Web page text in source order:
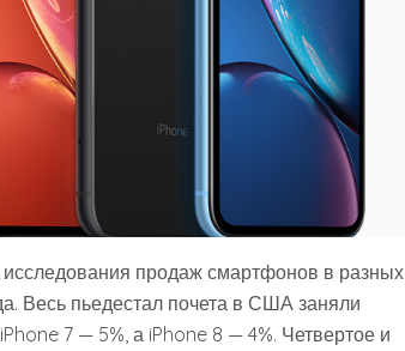
продаж смартфонов в разных
Весь пьедестал почета в США заняли
7 — 5%, а iPhone 8 — 4%. Четвертое и